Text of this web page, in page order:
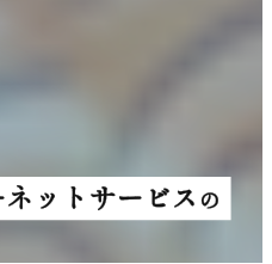
ネ ッ ト サー ビスの